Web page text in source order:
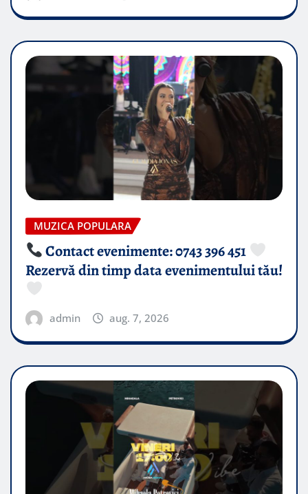
MUZICA POPULARA
Contact evenimente: 0743 396 451
Rezervă din timp data evenimentului tău!
admin aug. 7, 2026